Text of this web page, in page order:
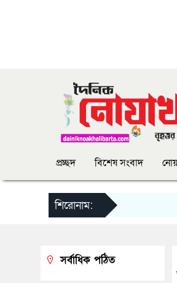
প্রচ্ছদ বিশেষ সংবাদ
শিরোনাম:
সর্বাধিক পঠিত